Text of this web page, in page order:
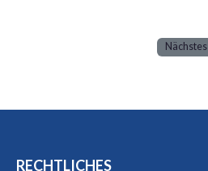
Nächstes
RECHTLICHES